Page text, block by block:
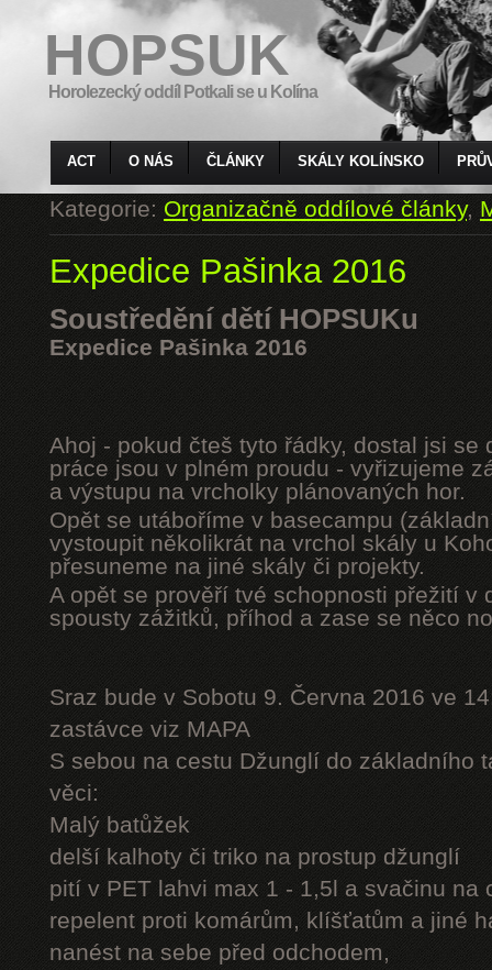
HOPSUK
Horolezecký oddíl Potkali se u Kolína
ACT O NÁS ČLÁNKY SKÁLY KOLÍNSKO
Kategorie:Organizačně oddílové články,
Expedice Pašinka 2016
Soustředění dětí HOPSUKu
Expedice Pašinka 2016
Ahoj - pokud čteš tyto řádky, dostal jsi se
práce jsou v plném proudu - vyřizujeme
a výstupu na vrcholky plánovaných hor.
Opět se utáboříme v basecampu
vystoupit několikrát na vrchol skály u
přesuneme na jiné skály či projekty.
A opět se prověří tvé schopnosti přežití v
spousty zážitků, příhod a zase se něco
Sraz bude v Sobotu 9. Června 2016 ve
zastávce viz MAPA
S sebou na cestu Džunglí do základního
věci:
Malý batůžek
delší kalhoty či triko na prostup džunglí
pití v PET lahvi max 1 - 1,5l a svačinu na
repelent proti komárům, klíšťatům a jiné
nanést na sebe před odchodem,